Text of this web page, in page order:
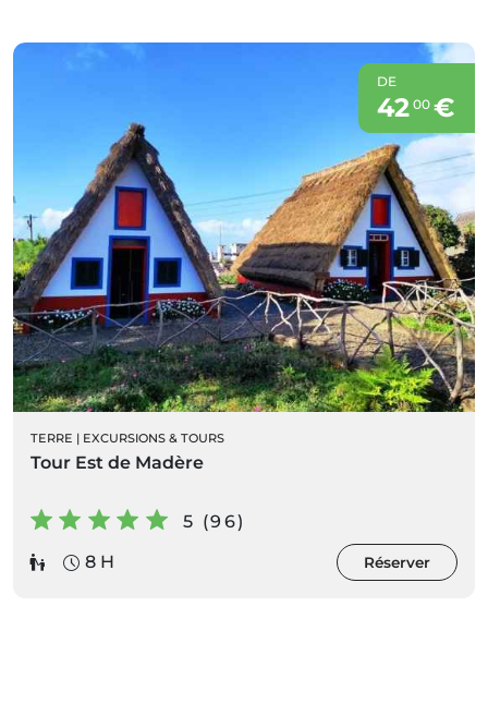
DE
42 00€
TERRE | EXCURSIONS & TOURS
Tour Est de Madère
5 (96)
8 H
Réserver